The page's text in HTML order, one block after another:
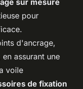
pour
d'ancrage,
assurant une
voile
de fixation